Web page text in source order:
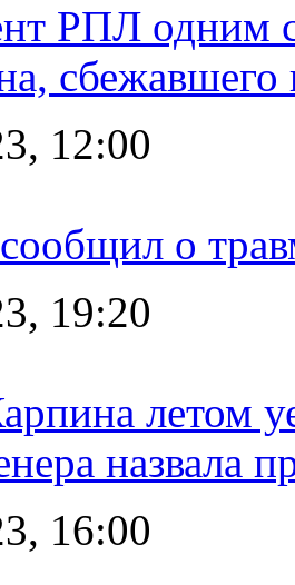
РПЛ одним
сбежавшего
12:00
о
19:20
летом
назвала
16:00